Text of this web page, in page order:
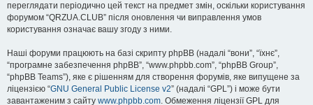
переглядати періодично цей текст на предмет змін, оскільки користування
форумом “QRZUA.CLUB” після оновлення чи виправлення умов
користування означає вашу згоду з ними.
Наші форуми працюють на базі скрипту phpBB (надалі “вони”, “їхнє”,
“програмне забезпечення phpBB”, “www.phpbb.com”, “phpBB Group”,
“phpBB Teams”), яке є рішенням для створення форумів, яке випущене за
ліцензією “GNU General Public License v2” (надалі “GPL”) і може бути
завантаженим з сайту www.phpbb.com. Обмеження ліцензії GPL для